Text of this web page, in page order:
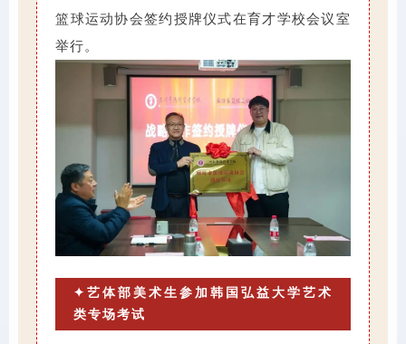
篮球运动协会签约授牌仪式在育才学校会议室
举行。
✦艺体部美术生参加韩国弘益大学艺术
类专场考试